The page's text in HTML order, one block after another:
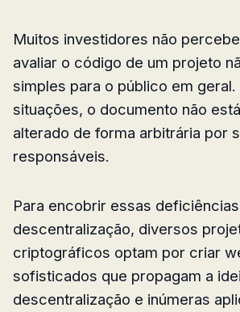
Muitos investidores não
avaliar o código de um projeto
simples para o público em geral.
situações, o documento não
alterado de forma arbitrária por
responsáveis.
Para encobrir essas
descentralização, diversos
criptográficos optam por criar
sofisticados que propagam a
descentralização e inúmeras